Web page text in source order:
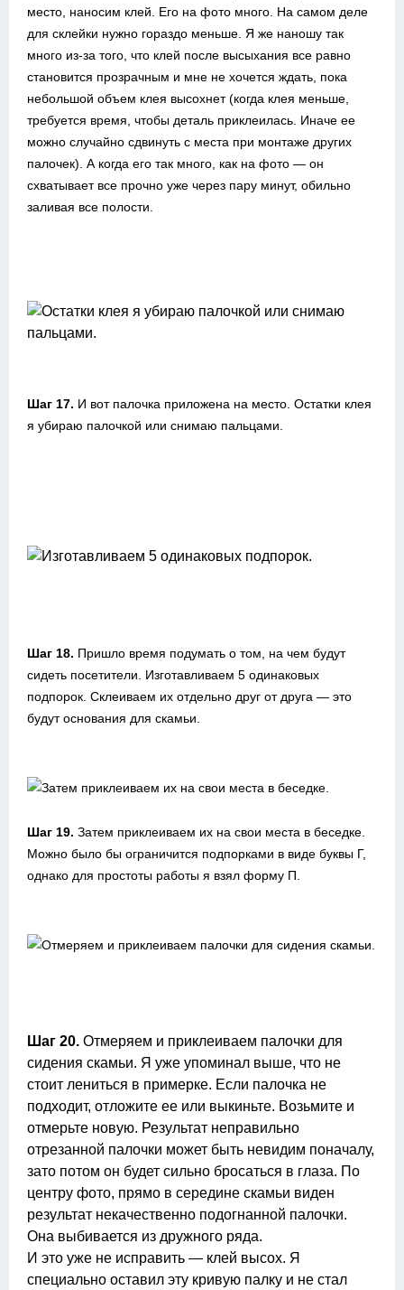
место, наносим клей. Его на фото много. На самом деле
для склейки нужно гораздо меньше. Я же наношу так
много из-за того, что клей после высыхания все равно
становится прозрачным и мне не хочется ждать, пока
небольшой объем клея высохнет (когда клея меньше,
требуется время, чтобы деталь приклеилась. Иначе ее
можно случайно сдвинуть с места при монтаже других
палочек). А когда его так много, как на фото — он
схватывает все прочно уже через пару минут, обильно
заливая все полости.
Шаг 17. И вот палочка приложена на место. Остатки клея
я убираю палочкой или снимаю пальцами.
Шаг 18. Пришло время подумать о том, на чем будут
сидеть посетители. Изготавливаем 5 одинаковых
подпорок. Склеиваем их отдельно друг от друга — это
будут основания для скамьи.
Шаг 19. Затем приклеиваем их на свои места в беседке.
Можно было бы ограничится подпорками в виде буквы Г,
однако для простоты работы я взял форму П.
Шаг 20. Отмеряем и приклеиваем палочки для
сидения скамьи. Я уже упоминал выше, что не
стоит лениться в примерке. Если палочка не
подходит, отложите ее или выкиньте. Возьмите и
отмерьте новую. Результат неправильно
отрезанной палочки может быть невидим поначалу,
зато потом он будет сильно бросаться в глаза. По
центру фото, прямо в середине скамьи виден
результат некачественно подогнанной палочки.
Она выбивается из дружного ряда.
И это уже не исправить — клей высох. Я
специально оставил эту кривую палку и не стал